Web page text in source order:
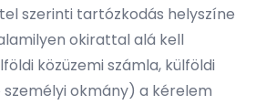
szerinti tartózkodás helyszíne
okirattal alá kell
közüzemi számla, külföldi
okmány) a kérelem